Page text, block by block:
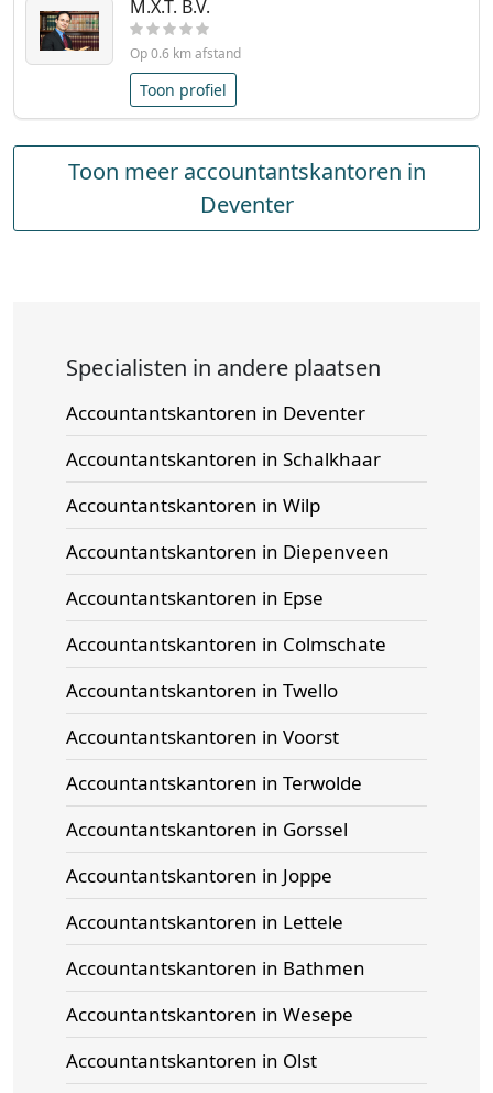
M.X.T. B.V.
Op 0.6 km afstand
Toon profiel
Toon meer accountantskantoren in
Deventer
Specialisten in andere plaatsen
Accountantskantoren in Deventer
Accountantskantoren in Schalkhaar
Accountantskantoren in Wilp
Accountantskantoren in Diepenveen
Accountantskantoren in Epse
Accountantskantoren in Colmschate
Accountantskantoren in Twello
Accountantskantoren in Voorst
Accountantskantoren in Terwolde
Accountantskantoren in Gorssel
Accountantskantoren in Joppe
Accountantskantoren in Lettele
Accountantskantoren in Bathmen
Accountantskantoren in Wesepe
Accountantskantoren in Olst